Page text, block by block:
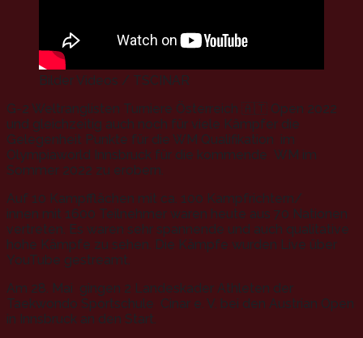
Bilder Videos / TSCINAR
G-2 Weltranglisten Turniere Österreich 🇦🇹 Open 2022
und gleichzeitig auch noch für viele Kämpfer die
Gelegenheit Punkte für die WM Qualifikation im
Olympiaworld Innsbruck für die kommende WM im
Sommer 2022 zu erobern.
Auf 10 Kampfflächen mit ca. 100 Kampfrichtern/
innen mit 1600 Teilnehmer waren heute aus 70 Nationen
vertreten. Es waren sehr spannende und auch qualitative
hohe Kämpfe zu sehen. Die Kämpfe wurden Live über
YouTube gestreamt.
Am 28. Mai gingen 2 Landeskader Athleten der
Taekwondo Sportschule Cinar e. V. bei den Austrian Open
in Innsbruck an den Start.